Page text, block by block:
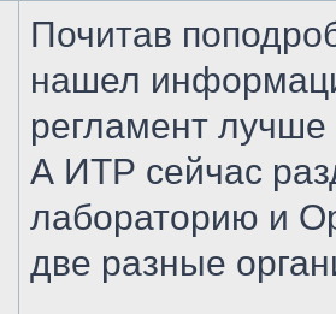
Почитав
нашел
регламент
А ИТР сейчас
лабораторию и
две разные